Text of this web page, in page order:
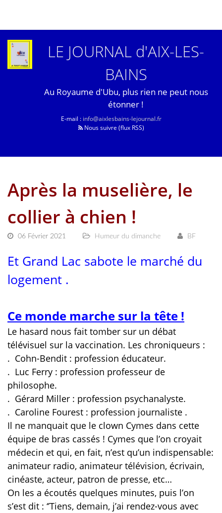
LE JOURNAL d'AIX-LES-
BAINS
Au Royaume d'Ubu, plus rien ne peut nous
étonner !
E-mail : info@aixlesbains-lejournal.fr
Nous suivre (flux RSS)
Après la muselière, le
collier à chien !
06 Février 2021 Humeur du dimanche BF
Et Grand Lac sabote le marché du
logement .
Ce monde marche sur la tête !
Le hasard nous fait tomber sur un débat
télévisuel sur la vaccination. Les chroniqueurs :
. Cohn-Bendit : profession éducateur.
. Luc Ferry : profession professeur de
philosophe.
. Gérard Miller : profession psychanalyste.
. Caroline Fourest : profession journaliste .
Il ne manquait que le clown Cymes dans cette
équipe de bras cassés ! Cymes que l’on croyait
médecin et qui, en fait, n’est qu’un indispensable:
animateur radio, animateur télévision, écrivain,
cinéaste, acteur, patron de presse, etc…
On les a écoutés quelques minutes, puis l’on
s’est dit : ‘’Tiens, demain, j’ai rendez-vous avec